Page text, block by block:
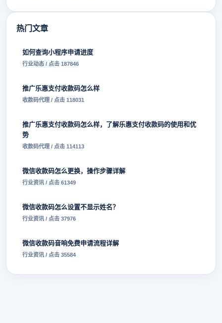
热门文章
如何查询小程序申请进度
行业动态 / 点击 187846
推广乐惠支付收款码怎么样
收款码代理 / 点击 118031
推广乐惠支付收款码怎么样，了解乐惠支付收款码的使用和优
势
收款码代理 / 点击 114113
微信收款码怎么更换，操作步骤详解
行业资讯 / 点击 61349
微信收款码怎么设置不显示姓名？
行业资讯 / 点击 37976
微信收款码音响免费申请流程详解
行业资讯 / 点击 35584